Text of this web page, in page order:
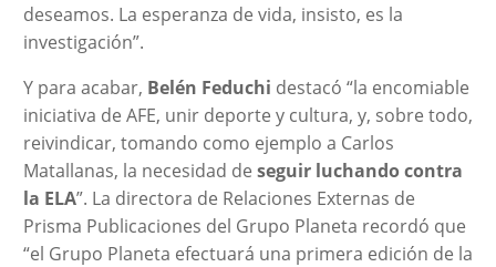
deseamos. La esperanza de vida, insisto, es la
investigación”.
Y para acabar, Belén Feduchi destacó “la encomiable
iniciativa de AFE, unir deporte y cultura, y, sobre todo,
reivindicar, tomando como ejemplo a Carlos
Matallanas, la necesidad de seguir luchando contra
la ELA”. La directora de Relaciones Externas de
Prisma Publicaciones del Grupo Planeta recordó que
“el Grupo Planeta efectuará una primera edición de la